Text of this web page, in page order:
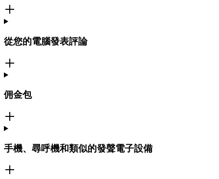
從您的電腦發表評論
佣金包
手機、尋呼機和類似的發聲電子設備